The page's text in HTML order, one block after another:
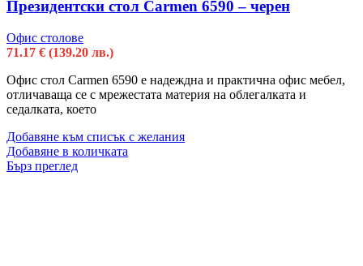
Президентски стол Carmen 6590 – черен
Офис столове
71.17 € (139.20 лв.)
Офис стол Carmen 6590 е надеждна и практична офис мебел,
отличаваща се с мрежестата материя на облегалката и
седалката, което
Добавяне към списък с желания
Добавяне в количката
Бърз преглед